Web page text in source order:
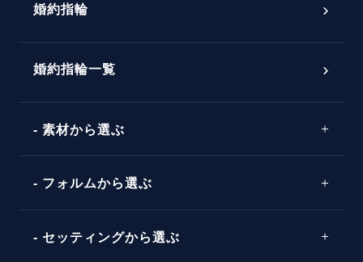
パーフェクトプロポーズリング
婚約指輪マッチング診断
ダイヤモンドの品質とは？
タイミング
婚約指輪
婚約指輪一覧
素材から選ぶ
プラチナ
フォルムから選ぶ
ストレートライン
セッティングから選ぶ